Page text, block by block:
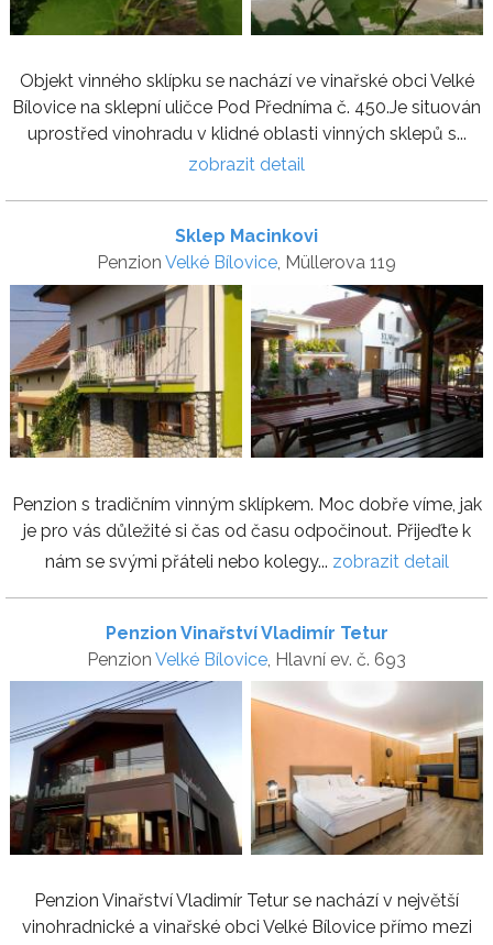
Objekt vinného sklípku se nachází ve vinařské obci Velké
Bílovice na sklepní uličce Pod Předníma č. 450.Je situován
uprostřed vinohradu v klidné oblasti vinných sklepů s...
zobrazit detail
Sklep Macinkovi
Penzion Velké Bílovice, Müllerova 119
Penzion s tradičním vinným sklípkem. Moc dobře víme, jak
je pro vás důležité si čas od času odpočinout. Přijeďte k
nám se svými přáteli nebo kolegy... zobrazit detail
Penzion Vinařství Vladimír Tetur
Penzion Velké Bílovice , Hlavní ev. č. 693
Penzion Vinařství Vladimír Tetur se nachází v největší
vinohradnické a vinařské obci Velké Bílovice přímo mezi